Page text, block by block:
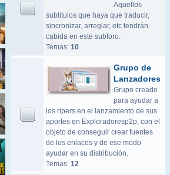
Aquellos
subtítulos que haya que traducir,
sincronizar, arreglar, etc tendrán
cabida en este subforo.
Temas: 10
Grupo de
Lanzadores
Grupo creado
para ayudar a
los ripers en el lanzamiento de sus
aportes en Exploradoresp2p, con el
objeto de conseguir crear fuentes
de los enlaces y de ese modo
ayudar en su distribución.
Temas: 12